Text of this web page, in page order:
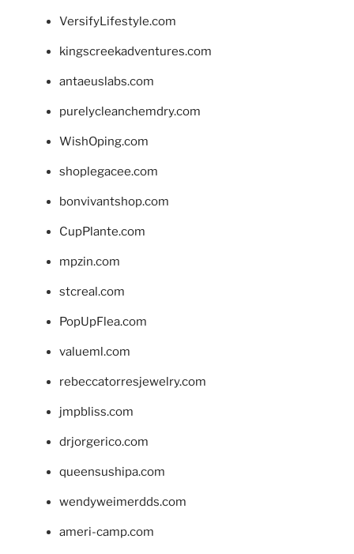
VersifyLifestyle.com
kingscreekadventures.com
antaeuslabs.com
purelycleanchemdry.com
WishOping.com
shoplegacee.com
bonvivantshop.com
CupPlante.com
mpzin.com
stcreal.com
PopUpFlea.com
valueml.com
rebeccatorresjewelry.com
jmpbliss.com
drjorgerico.com
queensushipa.com
wendyweimerdds.com
ameri-camp.com